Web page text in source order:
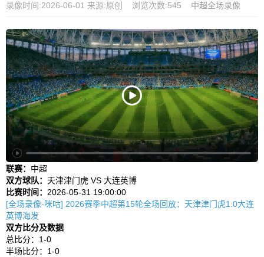
录像时间:2026-06-01 来源:原创 浏览次数:545 中超全场录像
联赛： 中超
双方球队： 天津津门虎 VS 大连英博
比赛时间： 2026-05-31 19:00:00
[全场录像-咪咕] 2026赛季中超第15轮全场回放：天津津门虎1:0大连
英博海发
双方比分及数据
总比分：1-0
半场比分：1-0